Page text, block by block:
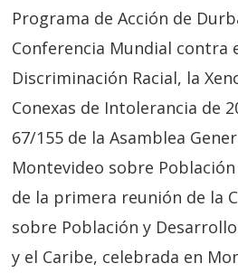
Programa de Acción de
Conferencia Mundial contra
Discriminación Racial, la
Conexas de Intolerancia de
67/155 de la Asamblea
Montevideo sobre
de la primera reunión de la
sobre Población y
y el Caribe, celebrada en